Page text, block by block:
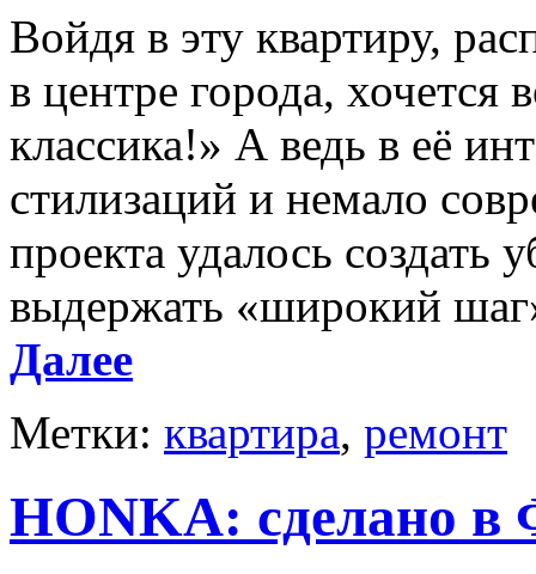
Войдя в эту квартиру,
в центре города, хочется
классика!» А ведь в её
стилизаций и немало
проекта удалось создать
выдержать «широкий
Далее
Метки: квартира, ремонт
HONKA: сделано в